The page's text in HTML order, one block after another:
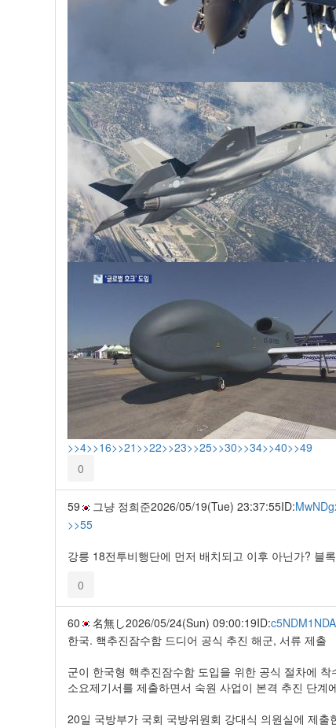
>>4>>16>>21 >>22>>23>>25>>30>>34>>40>>49
0
59 그냥 정희준2026/05/19(Tue) 23:37:55ID:
>>55
강릉 18전투비행단에 먼저 배치되고 이후 아닌가? 블
0
60 名無し2026/05/24(Sun) 09:00:19ID:c5NDM1NDA
한국. 핵추진잠수함 드디어 공식 추진 해군, 서류 제출
군이 한국형 핵추진잠수함 도입을 위한 공식 절차에
소요제기서를 제출하면서 숙원 사업이 본격 추진 단계
20일 국방부가 국회 국방위원회 강대식 의원실에 제출